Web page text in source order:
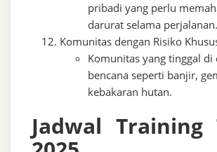
pribadi yang perlu
darurat selama perjalanan.
Komunitas dengan Risiko
Komunitas yang tinggal di
bencana seperti banjir,
kebakaran hutan.
Jadwal Training